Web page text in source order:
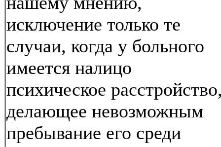
исключение только те
случаи, когда у больного
имеется налицо
психическое
делающее невозможным
пребывание его среди